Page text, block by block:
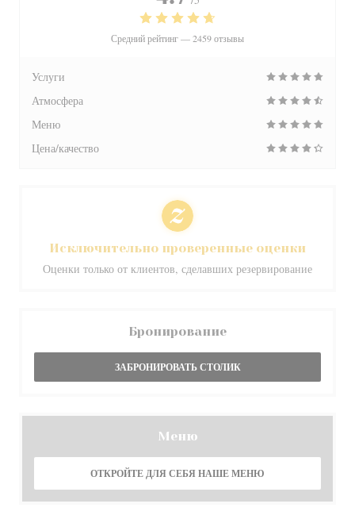
Средний рейтинг —2459 отзывы
Услуги
Атмосфера
Меню
Цена/качество
Исключительно проверенные оценки
Оценки только от клиентов, сделавших резервирование
Бронирование
ЗАБРОНИРОВАТЬ СТОЛИК
Меню
ОТКРОЙТЕ ДЛЯ СЕБЯ НАШЕ МЕНЮ